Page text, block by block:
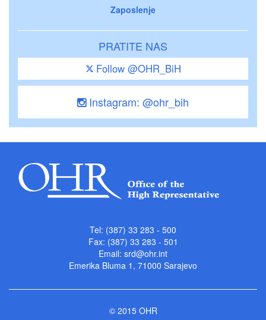
Zaposlenje
PRATITE NAS
Follow @OHR_BiH
Instagram: @ohr_bih
Tel: (387) 33 283 - 500
Fax: (387) 33 283 - 501
Email: srd@ohr.int
Emerika Bluma 1, 71000 Sarajevo
© 2015 OHR